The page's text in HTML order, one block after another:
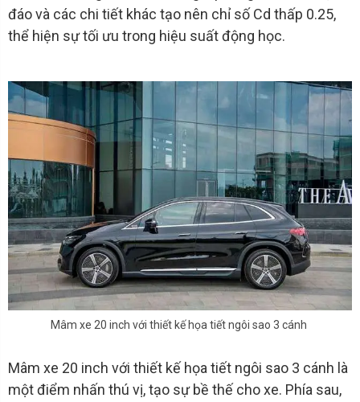
đáo và các chi tiết khác tạo nên chỉ số Cd thấp 0.25,
thể hiện sự tối ưu trong hiệu suất động học.
Mâm xe 20 inch với thiết kế họa tiết ngôi sao 3 cánh
Mâm xe 20 inch với thiết kế họa tiết ngôi sao 3 cánh là
một điểm nhấn thú vị, tạo sự bề thế cho xe. Phía sau,